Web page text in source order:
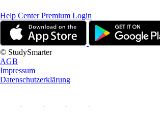
Help CenterPremium Login
© StudySmarter
AGB
Impressum
Datenschutzerklärung